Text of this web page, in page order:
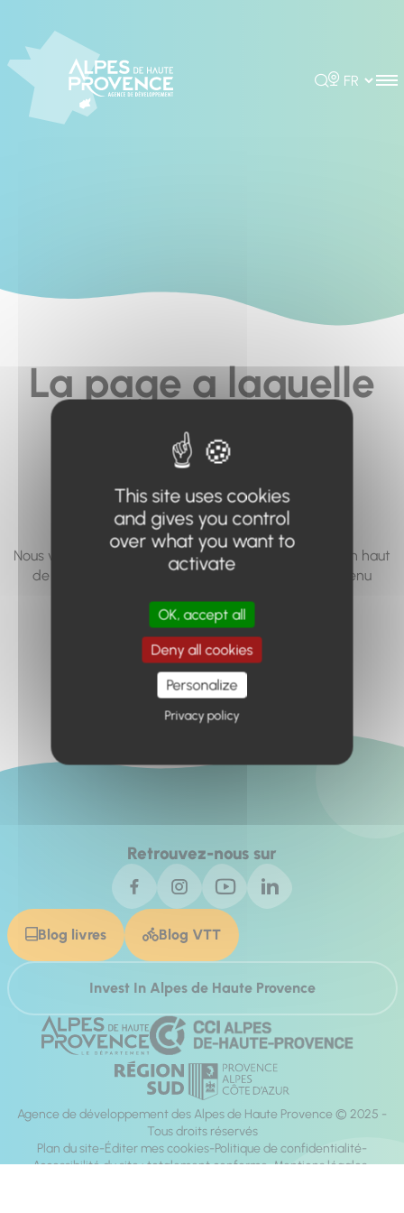
Rechercher
Choisir la
La page a laquelle
vous cherchez à
accéder n'existe
pas... ou plus.
Nous vous invitons à utiliser le moteur de recherche en haut
de page, ou à utiliser le menu pour trouver le contenu
Retour à l'accueil
Retrouvez-nous sur
Blog livres Blog VTT
Invest In Alpes de Haute Provence
Agence de développement des Alpes de Haute Provence © 2025 -
Tous droits réservés
Plan du site Éditer mes cookies Politique de confidentialité
Accessibilité du site : totalement conforme Mentions légales
This site uses cookies
and gives you control
over what you want to
activate
OK, accept all
Deny all cookies
Personalize
Privacy policy